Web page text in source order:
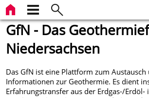
GfN - Das
Niedersachsen
Das GfN ist eine Plattform zum
Informationen zur Geothermie. Es dient
Erfahrungstransfer aus der Erdgas-/Erdöl-